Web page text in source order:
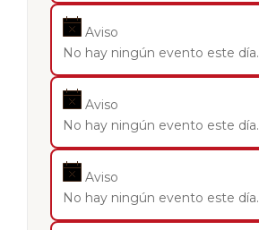
Aviso
No hay ningún evento este día.
Aviso
No hay ningún evento este día.
Aviso
No hay ningún evento este día.